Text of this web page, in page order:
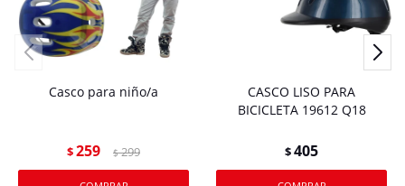
Casco para niño/a
$259 $ 299
CASCO LISO PARA
BICICLETA 19612 Q18
$405